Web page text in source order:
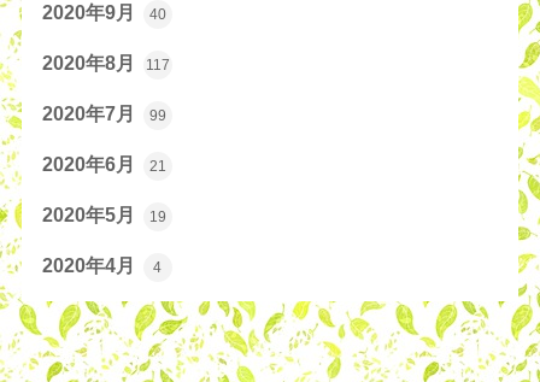
2020年9月 40
2020年8月 117
2020年7月 99
2020年6月 21
2020年5月 19
2020年4月 4